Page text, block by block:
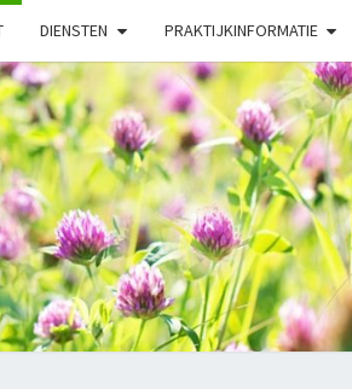
DIENSTEN PRAKTIJKINFORMATIE